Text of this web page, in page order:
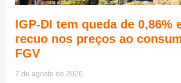
IGP-DI tem queda de 0,86%
recuo nos preços ao
FGV
7 de agosto de 2026